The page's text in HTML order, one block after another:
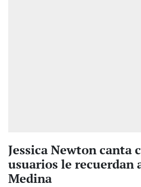
Jessica Newton canta
usuarios le recuerdan
Medina